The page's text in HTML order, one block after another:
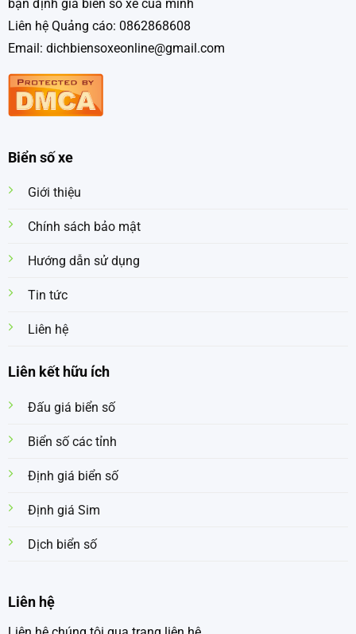
bạn định giá biển số xe của mình
Liên hệ Quảng cáo: 0862868608
Email: dichbiensoxeonline@gmail.com
Biển số xe
Giới thiệu
Chính sách bảo mật
Hướng dẫn sử dụng
Tin tức
Liên hệ
Liên kết hữu ích
Đấu giá biển số
Biển số các tỉnh
Định giá biển số
Định giá Sim
Dịch biển số
Liên hệ